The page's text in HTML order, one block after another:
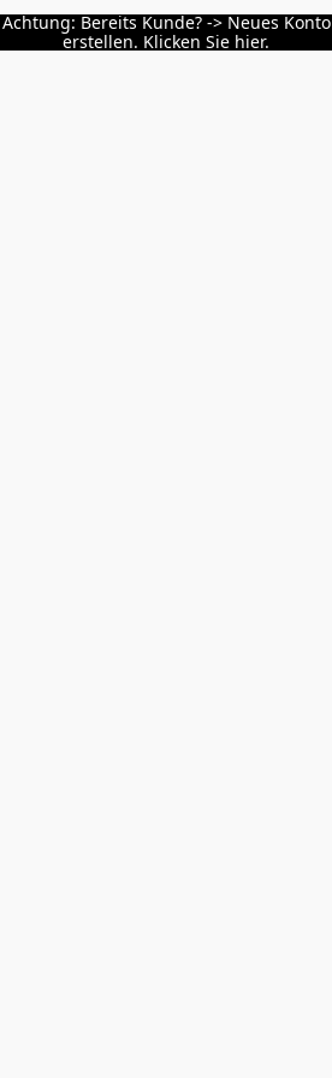
Achtung: Bereits Kunde? -> Neues Konto
erstellen. Klicken Sie hier.